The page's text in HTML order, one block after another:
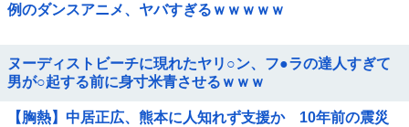
例のダンスアニメ、ヤバすぎるｗｗｗｗｗ
ヌーディストビーチに現れたヤリ○ン、フ●ラの達人すぎて
男が○起する前に身寸米青させるｗｗｗ
【胸熱】中居正広、熊本に人知れず支援か 10年前の震災